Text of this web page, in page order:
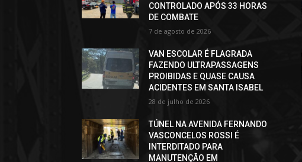
CONTROLADO APÓS 33 HORAS
DE COMBATE
7 de agosto de 2026
VAN ESCOLAR É FLAGRADA
FAZENDO ULTRAPASSAGENS
PROIBIDAS E QUASE CAUSA
ACIDENTES EM SANTA ISABEL
28 de julho de 2026
TÚNEL NA AVENIDA FERNANDO
VASCONCELOS ROSSI É
INTERDITADO PARA
MANUTENÇÃO EM